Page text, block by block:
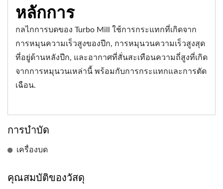
หลักการ
กลไกการบดของ Turbo Mill ใช้การกระแทกที่เกิดจาก
การหมุนความเร็วสูงของปีก, การหมุนวนความเร็วสูงสุด
ที่อยู่ด้านหลังปีก, และอากาศที่สั่นสะเทือนความถี่สูงที่เกิด
จากการหมุนวนเหล่านี้ พร้อมกับการกระแทกและการตัด
เฉือน.
การบำบัด
เครื่องบด
คุณสมบัติของวัสดุ